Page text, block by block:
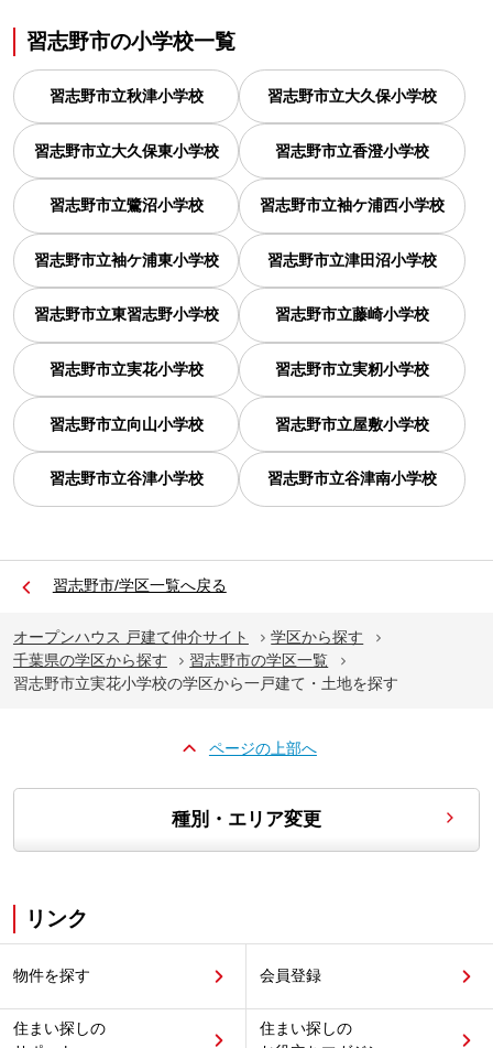
習志野市の小学校一覧
習志野市立秋津小学校 習志野市立大久保小学校
習志野市立大久保東小学校 習志野市立香澄小学校
習志野市立鷺沼小学校 習志野市立袖ケ浦西小学校
習志野市立袖ケ浦東小学校 習志野市立津田沼小学校
習志野市立東習志野小学校 習志野市立藤崎小学校
習志野市立実花小学校 習志野市立実籾小学校
習志野市立向山小学校 習志野市立屋敷小学校
習志野市立谷津小学校 習志野市立谷津南小学校
習志野市/学区一覧へ戻る
オープンハウス 戸建て仲介サイト
学区から探す
千葉県の学区から探す
習志野市の学区一覧
習志野市立実花小学校の学区から一戸建て・土地を探す
ページの上部へ
種別・エリア変更
リンク
物件を探す 会員登録
住まい探しの
住まい探しの